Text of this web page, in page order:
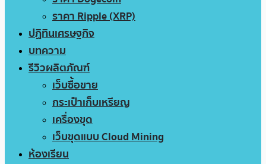
ราคา Ripple (XRP)
ปฏิทินเศรษฐกิจ
บทความ
รีวิวผลิตภัณฑ์
เว็บซื้อขาย
กระเป๋าเก็บเหรียญ
เครื่องขุด
เว็บขุดแบบ Cloud Mining
ห้องเรียน